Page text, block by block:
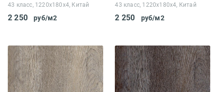
43 класс, 1220x180x4, Китай
2 250 руб/м2
43 класс, 1220x180x4, Китай
2 250 руб/м2